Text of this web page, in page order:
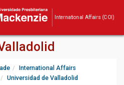
International Affairs (COI)
International Affairs
Universidad de Valladolid